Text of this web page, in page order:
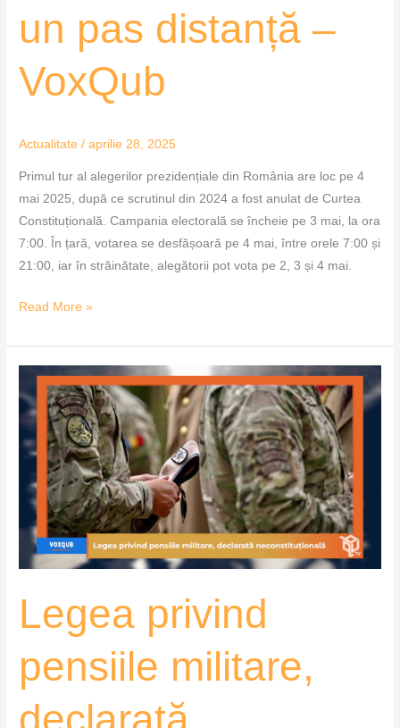
un pas distanță –
VoxQub
Actualitate /aprilie 28, 2025
Primul tur al alegerilor prezidențiale din România are loc pe 4
mai 2025, după ce scrutinul din 2024 a fost anulat de Curtea
Constituțională. Campania electorală se încheie pe 3 mai, la ora
7:00. În țară, votarea se desfășoară pe 4 mai, între orele 7:00 și
21:00, iar în străinătate, alegătorii pot vota pe 2, 3 și 4 mai.
Read More »
Legea privind
pensiile militare,
Legea
privind
pensiile
militare,
declarată
neconstituțională
VoxQub